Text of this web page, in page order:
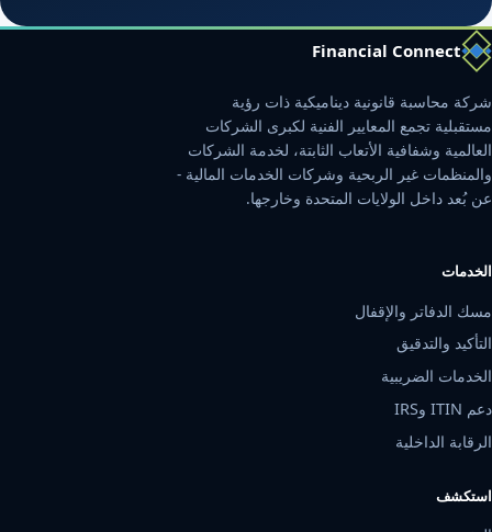
Financial Connect
شركة محاسبة قانونية ديناميكية ذات رؤية
مستقبلية تجمع المعايير الفنية لكبرى الشركات
العالمية وشفافية الأتعاب الثابتة، لخدمة الشركات
والمنظمات غير الربحية وشركات الخدمات المالية -
عن بُعد داخل الولايات المتحدة وخارجها.
الخدمات
مسك الدفاتر والإقفال
التأكيد والتدقيق
الخدمات الضريبية
دعم ITIN وIRS
الرقابة الداخلية
استكشف